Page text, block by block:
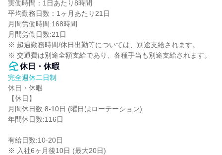
実働時間：1日あたり8時間
平均勤務日数：1ヶ月あたり21日
月間労働時間:168時間
月間労働日数:21日
※ 超過勤務時間/休日出勤等については、別途支給されます。
※ 交通費は別途全額支給であり、各種手当も別途支給されます。
休日・休暇
完全週休二日制
休日・休暇
【休日】
月間休日数:8-10日 (曜日はローテーション)
年間休日数:116日
有給日数:10-20日
※ 入社6ヶ月後10日 (最大20日)